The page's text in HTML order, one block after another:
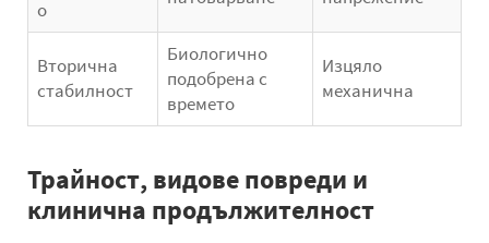
о
Вторична
стабилност
Биологично
подобрена с
времето
Изцяло
механична
Трайност, видове повреди и
клинична продължителност